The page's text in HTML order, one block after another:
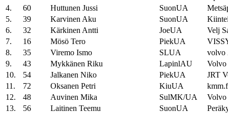
4.
60 Huttunen Jussi SuonUA
5.
39 Karvinen Aku SuonUA
6.
32 Kärkinen Antti JoeUA
Velj
7.
16 Mösö Tero PiekUA
8.
35 Viremo Ismo SLUA
volvo
9.
43 Mykkänen Riku LapinlAU
Volvo
10.
54 Jalkanen Niko PiekUA
JRT
11.
72 Oksanen Petri KiuUA
12.
48 Auvinen Mika SulMK/UA
Volvo
13.
56 Laitinen Teemu SuonUA